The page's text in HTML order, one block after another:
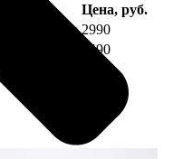
Цена, руб.
подрамнике 2990
5490